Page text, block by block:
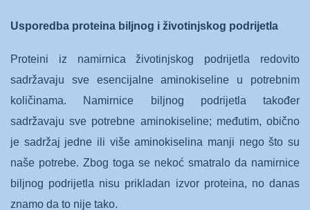
Usporedba proteina biljnog i životinjskog podrijetla
Proteini iz namirnica životinjskog podrijetla redovito
sadržavaju sve esencijalne aminokiseline u potrebnim
količinama. Namirnice biljnog podrijetla također
sadržavaju sve potrebne aminokiseline; međutim, obično
je sadržaj jedne ili više aminokiselina manji nego što su
naše potrebe. Zbog toga se nekoć smatralo da namirnice
biljnog podrijetla nisu prikladan izvor proteina, no danas
znamo da to nije tako.